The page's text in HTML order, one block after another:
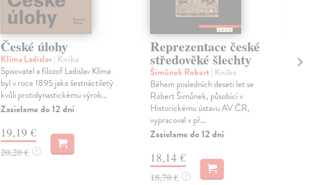
České úlohy
Klíma Ladislav| Kniha
Spisovatel a filozof Ladislav Klíma
byl v roce 1895 jako šestnáctiletý
kvůli protidynastickému výrok...
Zasielame do 12 dní
19,19 €
20,20 € ?
Reprezentace české
středověké šlechty
Šimůnek Robert| Kniha
Během posledních deseti let se
Robert Šimůnek, působící v
Historickému ústavu AV ČR,
vypracoval v př...
Zasielame do 12 dní
18,14 €
18,70 € ?